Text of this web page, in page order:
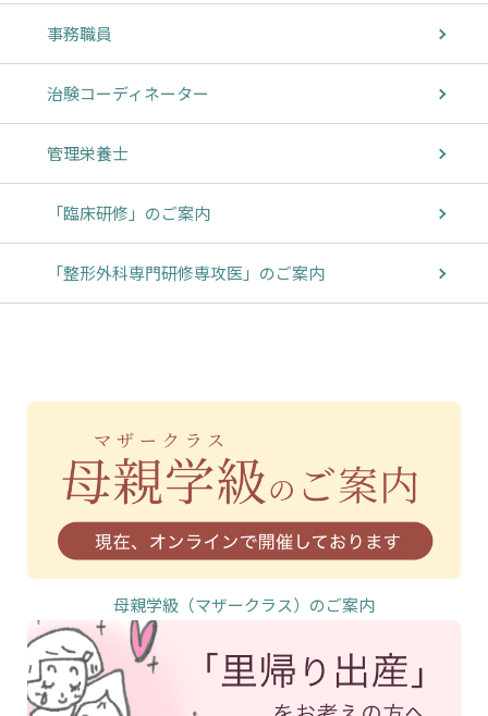
事務職員
治験コーディネーター
管理栄養士
「臨床研修」のご案内
「整形外科専門研修専攻医」のご案内
母親学級（マザークラス）のご案内